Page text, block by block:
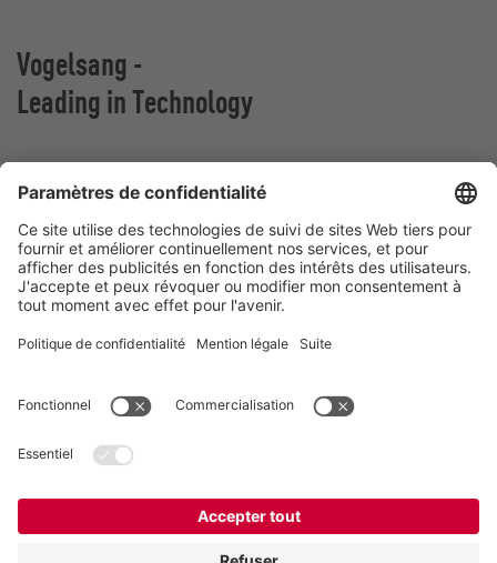
Vogelsang -
Leading in Technology
VOGELSANG BELGIUM N.V.
Slingerstraat 50
8820 Torhout
Belgique
Téléphone:+32 51 81 96 40